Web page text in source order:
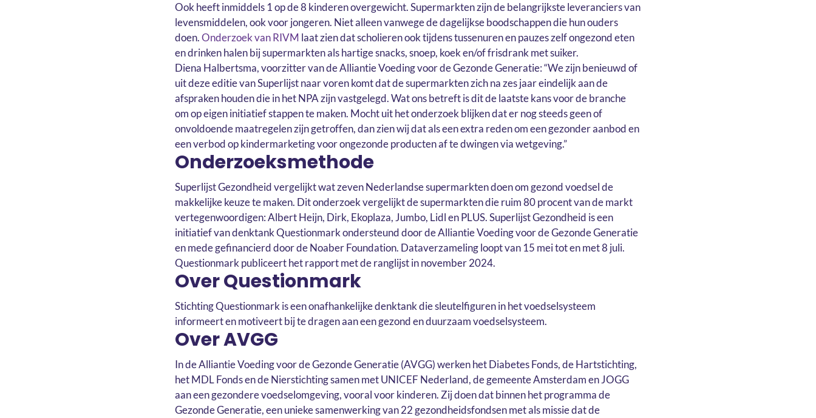
Ook heeft inmiddels 1 op de 8 kinderen overgewicht. Supermarkten zijn de belangrijkste leveranciers van
levensmiddelen, ook voor jongeren. Niet alleen vanwege de dagelijkse boodschappen die hun ouders
doen.Onderzoek van RIVM laat zien dat scholieren ook tijdens tussenuren en pauzes zelf ongezond eten
en drinken halen bij supermarkten als hartige snacks, snoep, koek en/of frisdrank met suiker.
Diena Halbertsma, voorzitter van de Alliantie Voeding voor de Gezonde Generatie: “We zijn benieuwd of
uit deze editie van Superlijst naar voren komt dat de supermarkten zich na zes jaar eindelijk aan de
afspraken houden die in het NPA zijn vastgelegd. Wat ons betreft is dit de laatste kans voor de branche
om op eigen initiatief stappen te maken. Mocht uit het onderzoek blijken dat er nog steeds geen of
onvoldoende maatregelen zijn getroffen, dan zien wij dat als een extra reden om een gezonder aanbod en
een verbod op kindermarketing voor ongezonde producten af te dwingen via wetgeving.”
Onderzoeksmethode
Superlijst Gezondheid vergelijkt wat zeven Nederlandse supermarkten doen om gezond voedsel de
makkelijke keuze te maken. Dit onderzoek vergelijkt de supermarkten die ruim 80 procent van de markt
vertegenwoordigen: Albert Heijn, Dirk, Ekoplaza, Jumbo, Lidl en PLUS. Superlijst Gezondheid is een
initiatief van denktank Questionmark ondersteund door de Alliantie Voeding voor de Gezonde Generatie
en mede gefinancierd door de Noaber Foundation. Dataverzameling loopt van 15 mei tot en met 8 juli.
Questionmark publiceert het rapport met de ranglijst in november 2024.
Over Questionmark
Stichting Questionmark is een onafhankelijke denktank die sleutelfiguren in het voedselsysteem
informeert en motiveert bij te dragen aan een gezond en duurzaam voedselsysteem.
Over AVGG
In de Alliantie Voeding voor de Gezonde Generatie (AVGG) werken het Diabetes Fonds, de Hartstichting,
het MDL Fonds en de Nierstichting samen met UNICEF Nederland, de gemeente Amsterdam en JOGG
aan een gezondere voedselomgeving, vooral voor kinderen. Zij doen dat binnen het programma de
Gezonde Generatie, een unieke samenwerking van 22 gezondheidsfondsen met als missie dat de